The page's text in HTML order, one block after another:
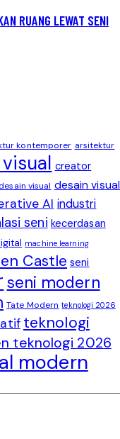
RUANG LEWAT SENI
kontemporer arsitektur
creator
desain visual desain visual
AI industri
seni kecerdasan
machine learning
Castle seni
seni modern
Tate Modern teknologi 2026
teknologi
teknologi 2026
modern